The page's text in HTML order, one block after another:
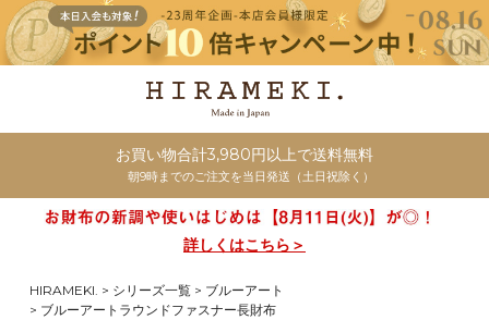
お買い物合計3,980円以上で送料無料
朝9時までのご注文を当日発送（土日祝除く）
詳しくはこちら＞
HIRAMEKI. シリーズ一覧
ブルーアート
ブルーアートラウンドファスナー長財布